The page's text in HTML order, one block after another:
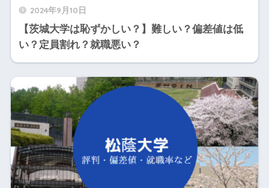
2024年9月10日
【茨城大学は恥ずかしい？】難しい？偏差値は低
い？定員割れ？就職悪い？